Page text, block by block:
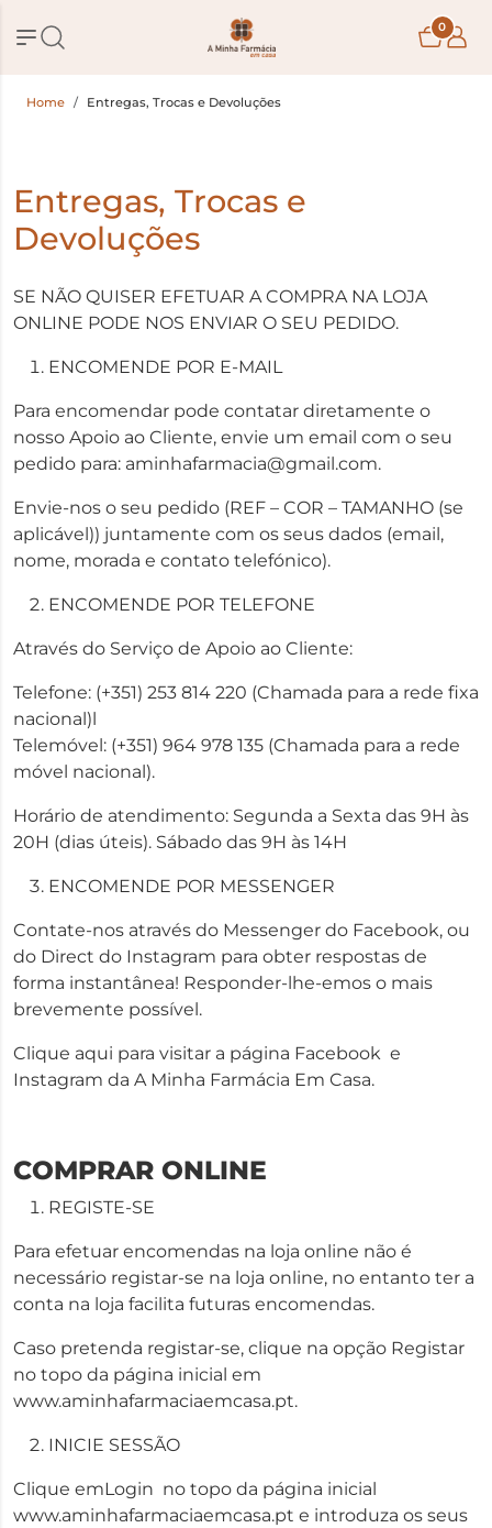
0
Home Entregas, Trocas e Devoluções
Entregas, Trocas e
Devoluções
SE NÃO QUISER EFETUAR A COMPRA NA LOJA
ONLINE PODE NOS ENVIAR O SEU PEDIDO.
ENCOMENDE POR E-MAIL
Para encomendar pode contatar diretamente o
nosso Apoio ao Cliente, envie um email com o seu
pedido para: aminhafarmacia@gmail.com.
Envie-nos o seu pedido (REF – COR – TAMANHO (se
aplicável)) juntamente com os seus dados (email,
nome, morada e contato telefónico).
ENCOMENDE POR TELEFONE
Através do Serviço de Apoio ao Cliente:
Telefone: (+351) 253 814 220 (Chamada para a rede fixa
nacional)l
Telemóvel: (+351) 964 978 135 (Chamada para a rede
móvel nacional).
Horário de atendimento: Segunda a Sexta das 9H às
20H (dias úteis). Sábado das 9H às 14H
ENCOMENDE POR MESSENGER
Contate-nos através do Messenger do Facebook, ou
do Direct do Instagram para obter respostas de
forma instantânea! Responder-lhe-emos o mais
brevemente possível.
Clique aqui para visitar a página Facebook e
Instagram da A Minha Farmácia Em Casa.
COMPRAR ONLINE
REGISTE-SE
Para efetuar encomendas na loja online não é
necessário registar-se na loja online, no entanto ter a
conta na loja facilita futuras encomendas.
Caso pretenda registar-se, clique na opção Registar
no topo da página inicial em
www.aminhafarmaciaemcasa.pt.
INICIE SESSÃO
Clique emLogin no topo da página inicial
www.aminhafarmaciaemcasa.pt e introduza os seus